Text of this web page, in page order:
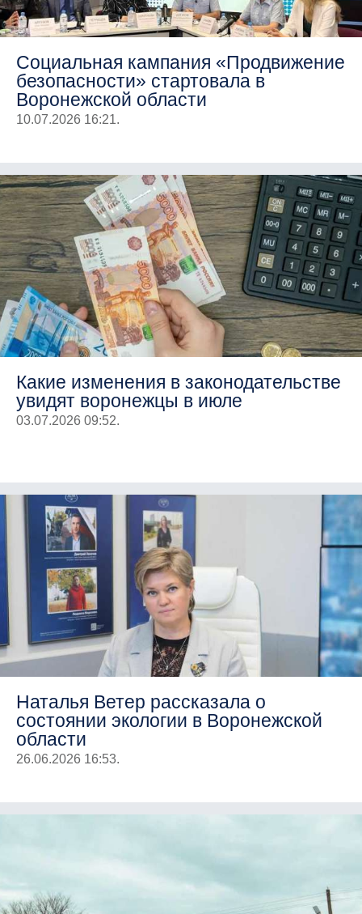
Социальная кампания «Продвижение
безопасности» стартовала в
Воронежской области
10.07.2026 16:21.
Какие изменения в законодательстве
увидят воронежцы в июле
03.07.2026 09:52.
Наталья Ветер рассказала о
состоянии экологии в Воронежской
области
26.06.2026 16:53.